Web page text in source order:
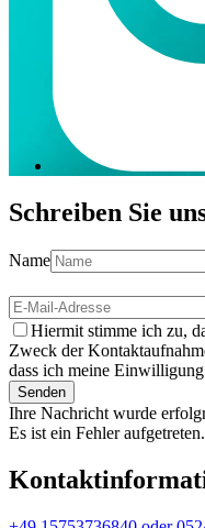
Schreiben Sie
Name
Hiermit stimme ich zu,
Zweck der
dass ich meine
Senden
Ihre Nachricht wurde
Es ist ein Fehler aufgetreten.